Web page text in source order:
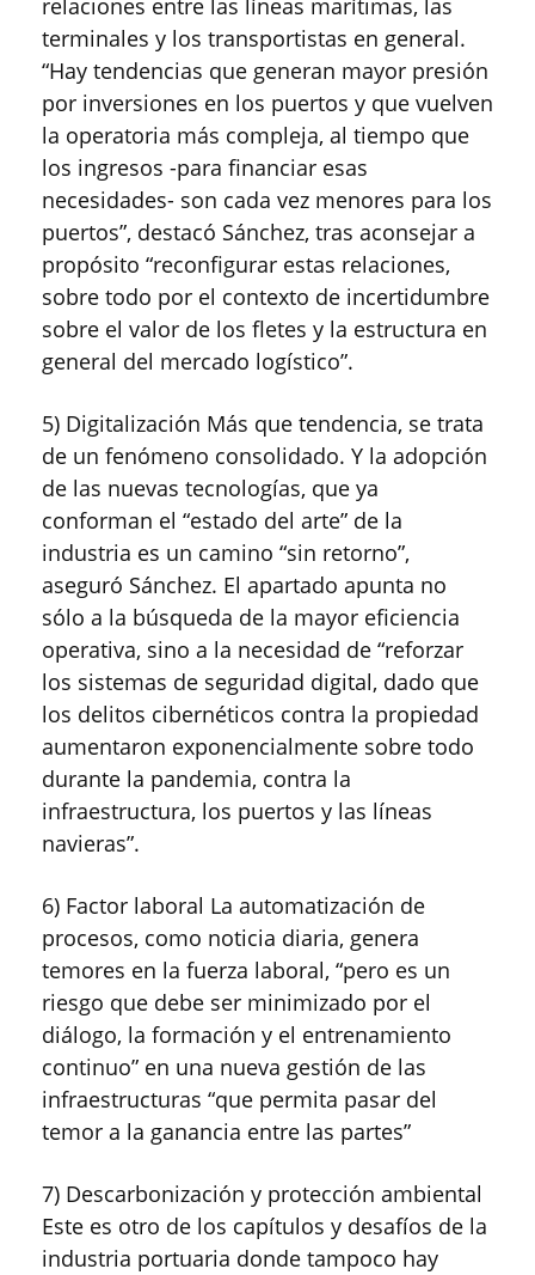
relaciones entre las líneas marítimas, las
terminales y los transportistas en general.
“Hay tendencias que generan mayor presión
por inversiones en los puertos y que vuelven
la operatoria más compleja, al tiempo que
los ingresos -para financiar esas
necesidades- son cada vez menores para los
puertos”, destacó Sánchez, tras aconsejar a
propósito “reconfigurar estas relaciones,
sobre todo por el contexto de incertidumbre
sobre el valor de los fletes y la estructura en
general del mercado logístico”.
5) Digitalización Más que tendencia, se trata
de un fenómeno consolidado. Y la adopción
de las nuevas tecnologías, que ya
conforman el “estado del arte” de la
industria es un camino “sin retorno”,
aseguró Sánchez. El apartado apunta no
sólo a la búsqueda de la mayor eficiencia
operativa, sino a la necesidad de “reforzar
los sistemas de seguridad digital, dado que
los delitos cibernéticos contra la propiedad
aumentaron exponencialmente sobre todo
durante la pandemia, contra la
infraestructura, los puertos y las líneas
navieras”.
6) Factor laboral La automatización de
procesos, como noticia diaria, genera
temores en la fuerza laboral, “pero es un
riesgo que debe ser minimizado por el
diálogo, la formación y el entrenamiento
continuo” en una nueva gestión de las
infraestructuras “que permita pasar del
temor a la ganancia entre las partes”
7) Descarbonización y protección ambiental
Este es otro de los capítulos y desafíos de la
industria portuaria donde tampoco hay